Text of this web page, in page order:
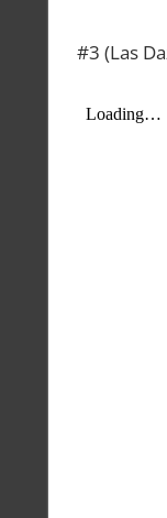
#3 (Las